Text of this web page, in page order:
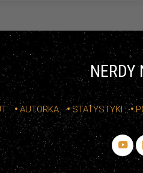
NERDY
AUTORKA STATYSTYKI